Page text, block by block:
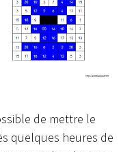
de mettre le
quelques heures de